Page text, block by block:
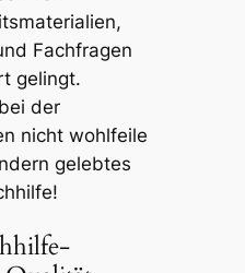
Fachfragen
gelingt.
der
nicht wohlfeile
gelebtes